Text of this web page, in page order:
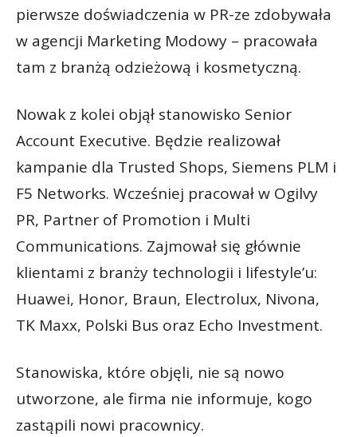
pierwsze doświadczenia w PR-ze zdobywała
w agencji Marketing Modowy – pracowała
tam z branżą odzieżową i kosmetyczną.
Nowak z kolei objął stanowisko Senior
Account Executive. Będzie realizował
kampanie dla Trusted Shops, Siemens PLM i
F5 Networks. Wcześniej pracował w Ogilvy
PR, Partner of Promotion i Multi
Communications. Zajmował się głównie
klientami z branży technologii i lifestyle’u:
Huawei, Honor, Braun, Electrolux, Nivona,
TK Maxx, Polski Bus oraz Echo Investment.
Stanowiska, które objęli, nie są nowo
utworzone, ale firma nie informuje, kogo
zastąpili nowi pracownicy.